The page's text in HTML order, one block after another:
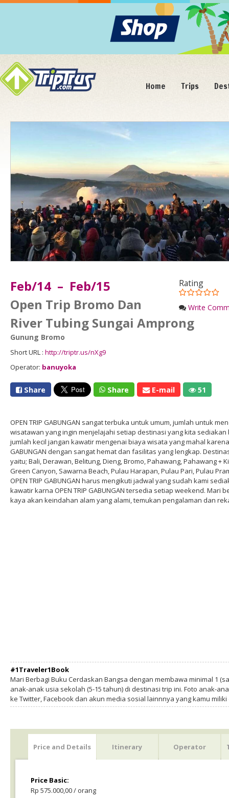
Home Trips
Rating
Write
Feb/14 – Feb/15
Open Trip Bromo Dan
River Tubing Sungai Amprong
Gunung Bromo
Short URL : http://triptr.us/nXg9
Operator: banuyoka
Share Share E-mail 51
OPEN TRIP GABUNGAN sangat terbuka untuk umum, jumlah untuk
wisatawan yang ingin menjelajahi setiap destinasi yang kita
jumlah kecil jangan kawatir mengenai biaya wisata yang mahal
GABUNGAN dengan sangat hemat dan fasilitas yang lengkap.
yaitu; Bali, Derawan, Belitung, Dieng, Bromo, Pahawang, Pahawang +
Green Canyon, Sawarna Beach, Pulau Harapan, Pulau Pari, Pulau
OPEN TRIP GABUNGAN harus mengikuti jadwal yang sudah kami
kawatir karna OPEN TRIP GABUNGAN tersedia setiap weekend.
kaya akan keindahan alam yang alami, temukan pengalaman dan
#1Traveler1Book
Mari Berbagi Buku Cerdaskan Bangsa dengan membawa minimal 1
anak-anak usia sekolah (5-15 tahun) di destinasi trip ini. Foto anak-
ke Twitter, Facebook dan akun media sosial lainnnya yang kamu
Price and Details Itinerary Operator
Price Basic:
Rp 575.000,00 / orang